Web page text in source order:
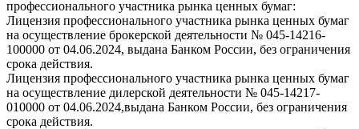
профессионального участника рынка ценных бумаг:
Лицензия профессионального участника рынка ценных бумаг
на осуществление брокерской деятельности № 045-14216-
100000 от 04.06.2024, выдана Банком России, без ограничения
срока действия.
Лицензия профессионального участника рынка ценных бумаг
на осуществление дилерской деятельности № 045-14217-
010000 от 04.06.2024,выдана Банком России, без ограничения
срока действия.